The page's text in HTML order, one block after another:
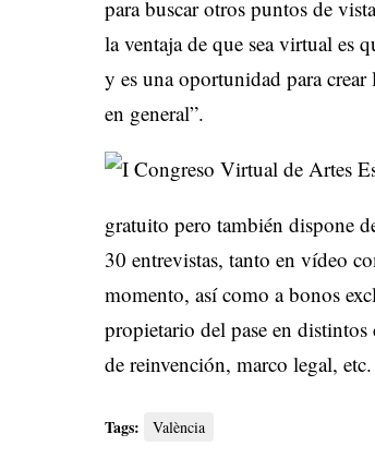
para buscar otros puntos de
la ventaja de que sea virtual es
y es una oportunidad para crear
en general”.
gratuito pero también dispone
30 entrevistas, tanto en vídeo
momento, así como a bonos
propietario del pase en
de reinvención, marco legal,
Tags: València